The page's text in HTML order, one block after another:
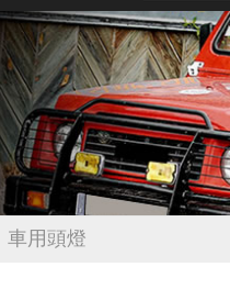
車用頭燈